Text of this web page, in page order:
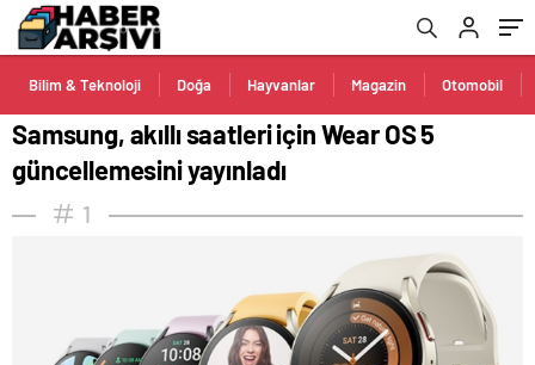
Bilim & Teknoloji Doğa Hayvanlar Magazin Otomobil
Samsung, akıllı saatleri için Wear OS 5
güncellemesini yayınladı
1